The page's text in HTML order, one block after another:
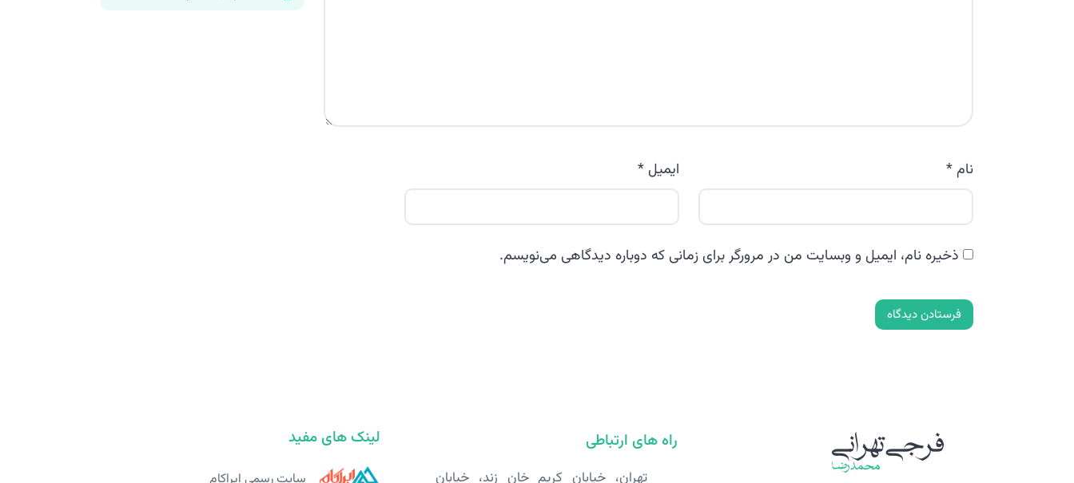
نام* ایمیل *
ذخیره نام، ایمیل و وبسایت من در مرورگر برای زمانی که دوباره دیدگاهی می‌نویسم.
راه های ارتباطی
تهران، خیابان کریم خان زند، خیابان
لینک های مفید